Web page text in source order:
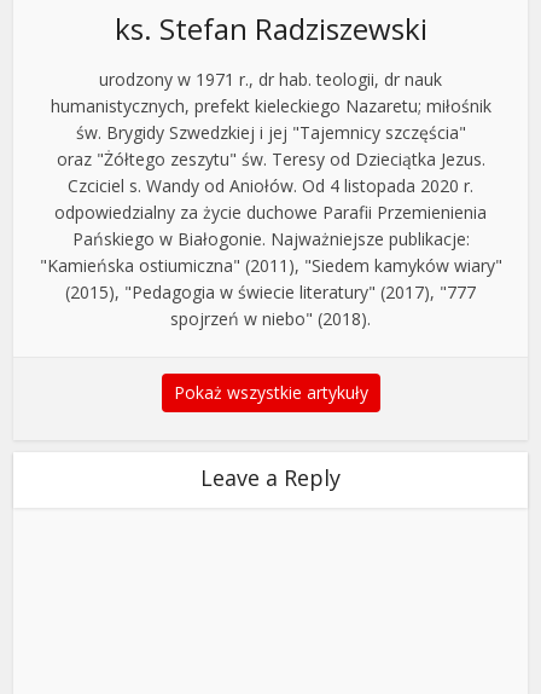
ks. Stefan Radziszewski
urodzony w 1971 r., dr hab. teologii, dr nauk
humanistycznych, prefekt kieleckiego Nazaretu; miłośnik
św. Brygidy Szwedzkiej i jej "Tajemnicy szczęścia"
oraz "Żółtego zeszytu" św. Teresy od Dzieciątka Jezus.
Czciciel s. Wandy od Aniołów. Od 4 listopada 2020 r.
odpowiedzialny za życie duchowe Parafii Przemienienia
Pańskiego w Białogonie. Najważniejsze publikacje:
"Kamieńska ostiumiczna" (2011), "Siedem kamyków wiary"
(2015), "Pedagogia w świecie literatury" (2017), "777
spojrzeń w niebo" (2018).
Pokaż wszystkie artykuły
Leave a Reply